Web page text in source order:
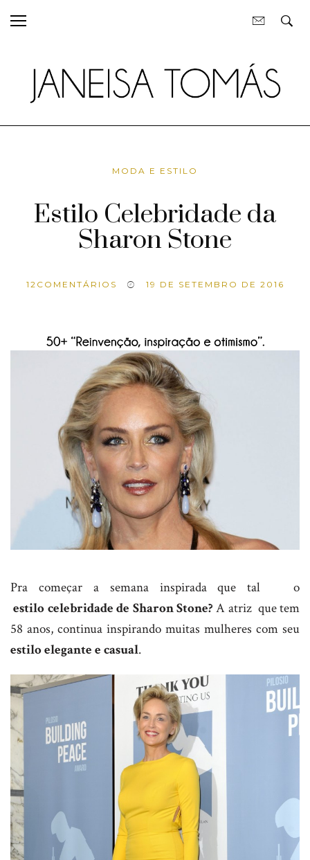
MODA E ESTILO
Estilo Celebridade da
Sharon Stone
12 COMENTÁRIOS 19 DE SETEMBRO DE 2016
Pra começar a semana inspirada que tal o
estilo celebridade de Sharon Stone? A atriz que tem
58 anos, continua inspirando muitas mulheres com seu
estilo elegante e casual.